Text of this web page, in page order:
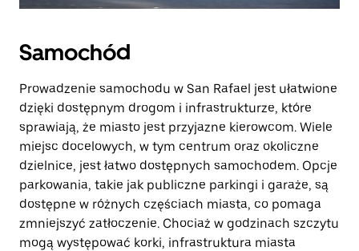
Samochód
Prowadzenie samochodu w San Rafael jest ułatwione
dzięki dostępnym drogom i infrastrukturze, które
sprawiają, że miasto jest przyjazne kierowcom. Wiele
miejsc docelowych, w tym centrum oraz okoliczne
dzielnice, jest łatwo dostępnych samochodem. Opcje
parkowania, takie jak publiczne parkingi i garaże, są
dostępne w różnych częściach miasta, co pomaga
zmniejszyć zatłoczenie. Chociaż w godzinach szczytu
mogą występować korki, infrastruktura miasta